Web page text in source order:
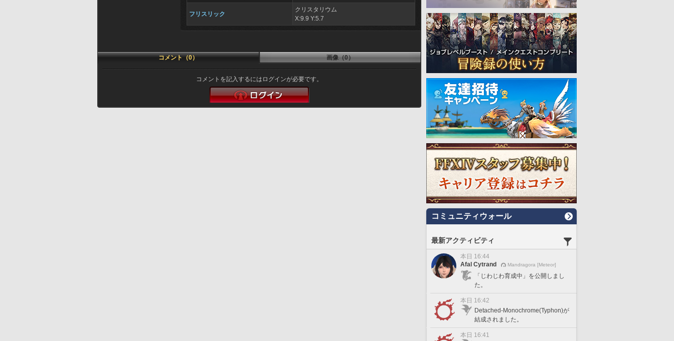
フリスリック
クリスタリウム
X:9.9 Y:5.7
コメント（0） 画像（0）
コメントを記入するにはログインが必要です。
コミュニティウォール
最新アクティビティ
本日 16:44
Afal Cytrand
Mandragora [Meteor]
「じわじわ育成中」を公開しまし
た。
本日 16:42
Detached-Monochrome(Typhon)が
結成されました。
本日 16:41